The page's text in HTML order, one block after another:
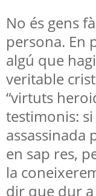
No és gens
persona. En
algú que
veritable
“virtuts
testimonis:
assassinada
en sap res,
la
dir que dur